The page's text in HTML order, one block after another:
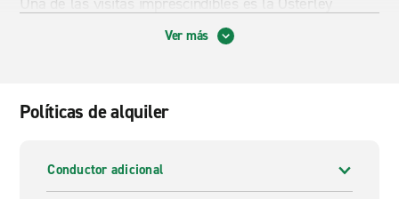
House, así como la Hanworth Park House como
edificios más representativos. El espacio abierto de
natural de la zona. Y para terminar el viaje nada mejor
que pasar el día en sus tiendas y restaurantes en High
Ver más
Políticas de alquiler
Conductor adicional